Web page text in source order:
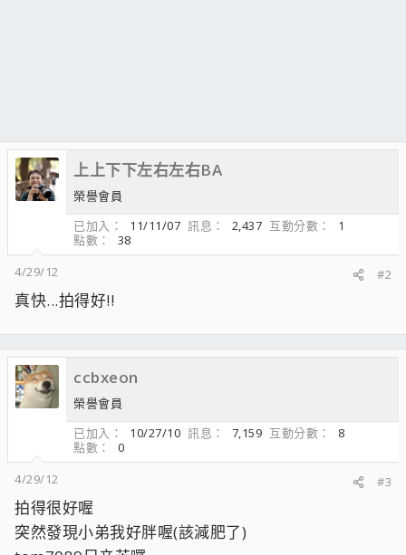
上上下下左右左右BA
榮譽會員
已加入
11/11/07 訊息 2,437 互動分數
1
點數
38
4/29/12
#2
真快...拍得好!!
ccbxeon
榮譽會員
已加入
10/27/10 訊息 7,159 互動分數
8
點數
0
4/29/12
#3
拍得很好喔
突然發現小弟我好胖喔(該減肥了)